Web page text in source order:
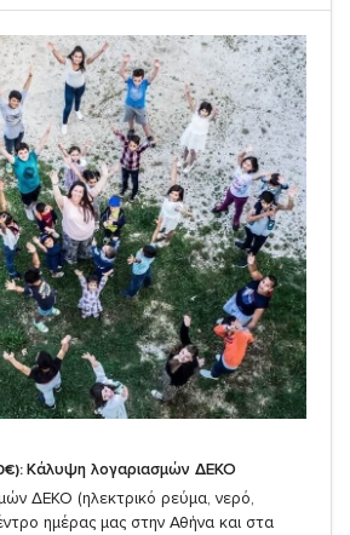
Κάλυψη λογαριασμών ΔΕΚΟ
ΔΕΚΟ (ηλεκτρικό ρεύμα, νερό,
ημέρας μας στην Αθήνα και στα